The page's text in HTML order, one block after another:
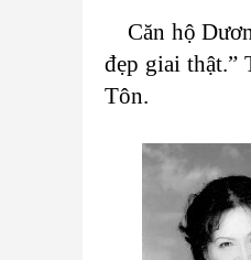
Căn hộ
đẹp giai thật.”
Tôn.